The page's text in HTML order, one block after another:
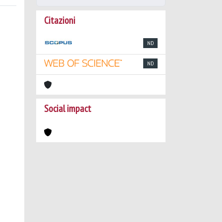
Citazioni
ND
ND
Social impact